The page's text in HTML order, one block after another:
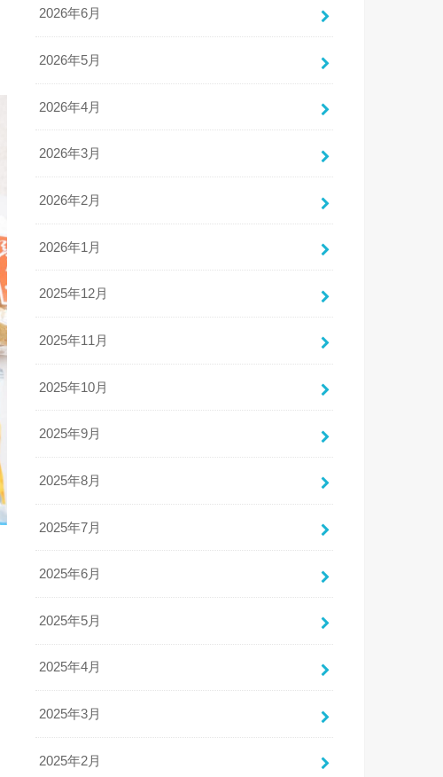
2026年6月
2026年5月
2026年4月
2026年3月
2026年2月
2026年1月
2025年12月
2025年11月
2025年10月
2025年9月
2025年8月
2025年7月
2025年6月
2025年5月
2025年4月
2025年3月
2025年2月